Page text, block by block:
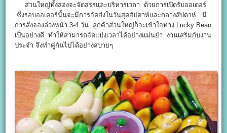
ส่วนใหญ่ทั้งสองจะจัดสรรและบริหารเวลา ด้วยการเปิดรับออเดอร์
ซึ่งรอบออเดอร์นั้นจะมีการจัดส่งในวันสุดสัปดาห์และกลางสัปดาห์ มี
การสั่งจองล่วงหน้า 3-4 วัน ลูกค้าส่วนใหญ่ก็จะเข้าใจทาง Lucky Bean
เป็นอย่างดี ทำให้สามารถจัดแบ่งเวลาได้อย่างแม่นยำ งานเสริมกับงาน
ประจำ จึงทำคู่กันไปได้อย่างสบายๆ